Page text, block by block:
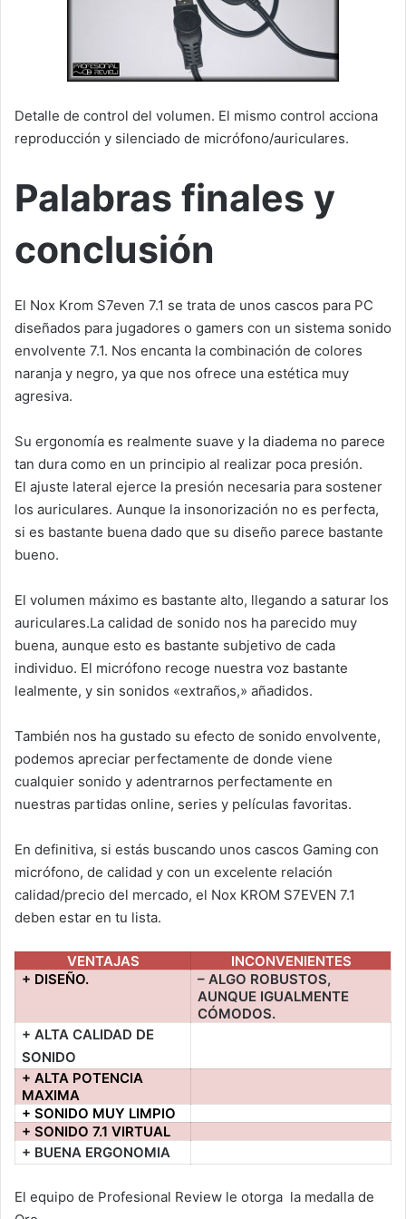
Detalle de control del volumen. El mismo control acciona
reproducción y silenciado de micrófono/auriculares.
Palabras finales y
conclusión
El Nox Krom S7even 7.1 se trata de unos cascos para PC
diseñados para jugadores o gamers con un sistema sonido
envolvente 7.1. Nos encanta la combinación de colores
naranja y negro, ya que nos ofrece una estética muy
agresiva.
Su ergonomía es realmente suave y la diadema no parece
tan dura como en un principio al realizar poca presión.
El ajuste lateral ejerce la presión necesaria para sostener
los auriculares. Aunque la insonorización no es perfecta,
si es bastante buena dado que su diseño parece bastante
bueno.
El volumen máximo es bastante alto, llegando a saturar los
auriculares.La calidad de sonido nos ha parecido muy
buena, aunque esto es bastante subjetivo de cada
individuo. El micrófono recoge nuestra voz bastante
lealmente, y sin sonidos «extraños,» añadidos.
También nos ha gustado su efecto de sonido envolvente,
podemos apreciar perfectamente de donde viene
cualquier sonido y adentrarnos perfectamente en
nuestras partidas online, series y películas favoritas.
En definitiva, si estás buscando unos cascos Gaming con
micrófono, de calidad y con un excelente relación
calidad/precio del mercado, el Nox KROM S7EVEN 7.1
deben estar en tu lista.
VENTAJAS
INCONVENIENTES
+ DISEÑO.
– ALGO ROBUSTOS,
AUNQUE IGUALMENTE
CÓMODOS.
+ ALTA CALIDAD DE
SONIDO
+ ALTA POTENCIA
MAXIMA
+ SONIDO MUY LIMPIO
+ SONIDO 7.1 VIRTUAL
+ BUENA ERGONOMIA
El equipo de Profesional Review le otorga la medalla de